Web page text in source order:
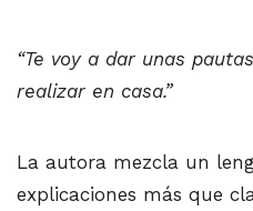
“Te voy a dar unas
realizar en casa.”
La autora mezcla un
explicaciones más que